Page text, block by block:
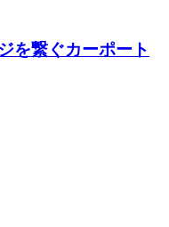
を繋ぐカーポート